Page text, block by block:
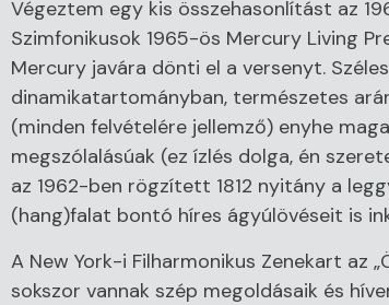
Végeztem egy kis összehasonlítást az
Szimfonikusok 1965-ös Mercury Living
Mercury javára dönti el a versenyt.
dinamikatartományban, természetes
(minden felvételére jellemző) enyhe
megszólalásúak (ez ízlés dolga, én
az 1962-ben rögzített 1812 nyitány a
(hang)falat bontó híres ágyúlövéseit is
A New York-i Filharmonikus Zenekart az
sokszor vannak szép megoldásaik és